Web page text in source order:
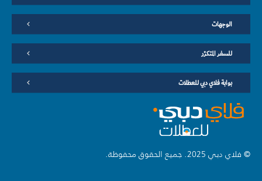
الوجهات
للسفر المتكرّر
بوابة فلاي دبي للعطلات
© فلاي دبي 2025. جميع الحقوق محفوظة.